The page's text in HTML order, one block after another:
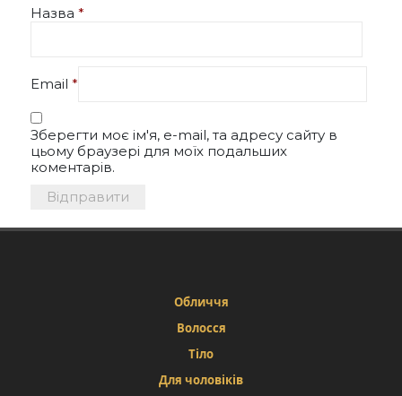
Назва *
Email *
Зберегти моє ім'я, e-mail, та адресу сайту в
цьому браузері для моїх подальших
коментарів.
Обличчя
Волосся
Тіло
Для чоловіків